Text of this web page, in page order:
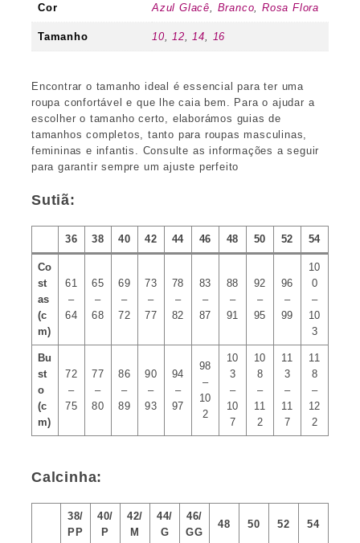
Cor Azul Glacê Branco ,Rosa Flora
Tamanho 10, 12 14 16
Encontrar o tamanho ideal é essencial para ter uma
roupa confortável e que lhe caia bem. Para o ajudar a
escolher o tamanho certo, elaborámos guias de
tamanhos completos, tanto para roupas masculinas,
femininas e infantis. Consulte as informações a seguir
para garantir sempre um ajuste perfeito
Sutiã:
36 38 40 42 44 46 48 50 52 54
Co
st
as
(c
m)
61
–
64
65
–
68
69
–
72
73
–
77
78
–
82
83
–
87
88
–
91
92
–
95
96
–
99
10
0
–
10
3
Bu
st
o
(c
m)
72
–
75
77
–
80
86
–
89
90
–
93
94
–
97
98
–
10
2
10
3
–
10
7
10
8
–
11
2
11
3
–
11
7
11
8
–
12
2
Calcinha:
38/
PP
40/
P
42/
M
44/
G
46/
GG
48 50 52 54